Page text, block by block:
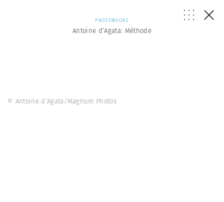
PHOTOBOOKS
Antoine d’Agata: Méthode
© Antoine d’Agata/Magnum Photos